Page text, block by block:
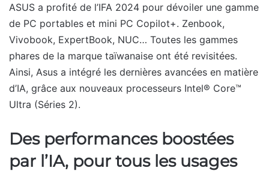
ASUS a profité de l’IFA 2024 pour dévoiler une gamme
de PC portables et mini PC Copilot+. Zenbook,
Vivobook, ExpertBook, NUC… Toutes les gammes
phares de la marque taïwanaise ont été revisitées.
Ainsi, Asus a intégré les dernières avancées en matière
d’IA, grâce aux nouveaux processeurs Intel® Core™
Ultra (Séries 2).
Des performances boostées
par l’IA, pour tous les usages